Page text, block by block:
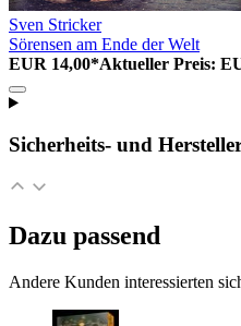
Sven Stricker
Sörensen am Ende der Welt
EUR 14,00*Aktueller Preis:
Sicherheits- und
Dazu passend
Andere Kunden interessierten